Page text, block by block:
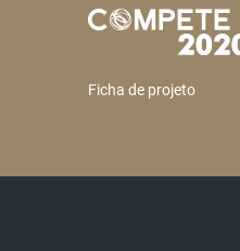
Ficha de projeto